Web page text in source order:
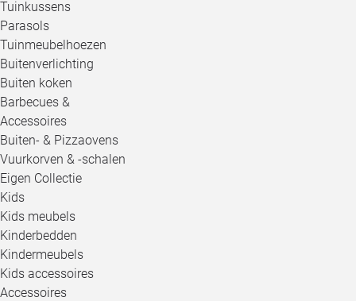
Tuinkussens
Parasols
Tuinmeubelhoezen
Buitenverlichting
Buiten koken
Barbecues &
Accessoires
Buiten- & Pizzaovens
Vuurkorven & -schalen
Eigen Collectie
Kids
Kids meubels
Kinderbedden
Kindermeubels
Kids accessoires
Accessoires